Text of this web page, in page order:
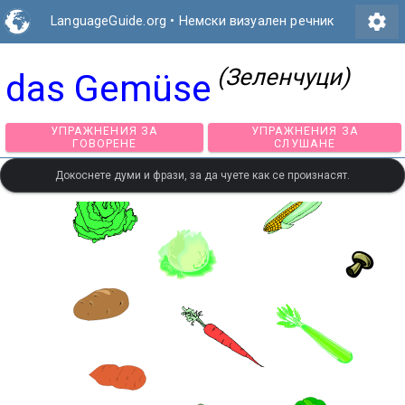
LanguageGuide.org • Немски визуален речник settings
das Gemüse (Зеленчуци)
УПРАЖНЕНИЯ ЗА
ГОВОРЕНЕ
УПРАЖНЕНИЯ
СЛУШАНЕ
Докоснете думи и фрази, за да чуете как се произнасят.